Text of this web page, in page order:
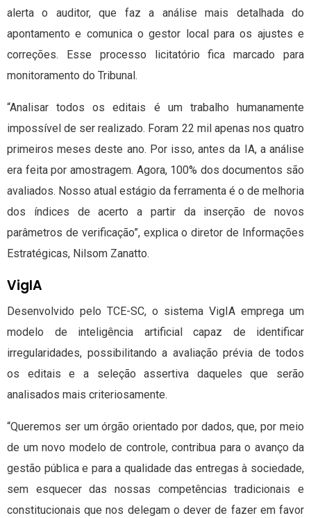
alerta o auditor, que faz a análise mais detalhada do
apontamento e comunica o gestor local para os ajustes e
correções. Esse processo licitatório fica marcado para
monitoramento do Tribunal.
“Analisar todos os editais é um trabalho humanamente
impossível de ser realizado. Foram 22 mil apenas nos quatro
primeiros meses deste ano. Por isso, antes da IA, a análise
era feita por amostragem. Agora, 100% dos documentos são
avaliados. Nosso atual estágio da ferramenta é o de melhoria
dos índices de acerto a partir da inserção de novos
parâmetros de verificação”, explica o diretor de Informações
Estratégicas, Nilsom Zanatto.
VigIA
Desenvolvido pelo TCE-SC, o sistema VigIA emprega um
modelo de inteligência artificial capaz de identificar
irregularidades, possibilitando a avaliação prévia de todos
os editais e a seleção assertiva daqueles que serão
analisados mais criteriosamente.
“Queremos ser um órgão orientado por dados, que, por meio
de um novo modelo de controle, contribua para o avanço da
gestão pública e para a qualidade das entregas à sociedade,
sem esquecer das nossas competências tradicionais e
constitucionais que nos delegam o dever de fazer em favor